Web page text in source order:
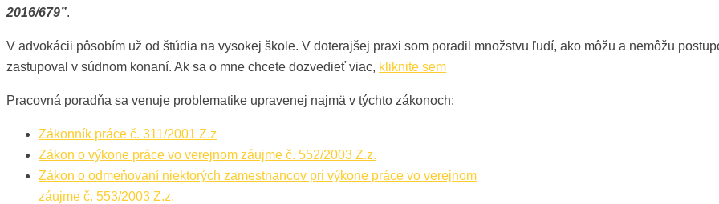
2016/679”.
V advokácii pôsobím už od štúdia na vysokej škole. V doterajšej praxi som poradil množstvu ľudí, ako môžu a nemôžu
zastupoval v súdnom konaní. Ak sa o mne chcete dozvedieť viac, kliknite sem
Pracovná poradňa sa venuje problematike upravenej najmä v týchto zákonoch:
Zákonník práce č. 311/2001 Z.z
Zákon o výkone práce vo verejnom záujme č. 552/2003 Z.z.
Zákon o odmeňovaní niektorých zamestnancov pri výkone práce vo verejnom
záujme č. 553/2003 Z.z.